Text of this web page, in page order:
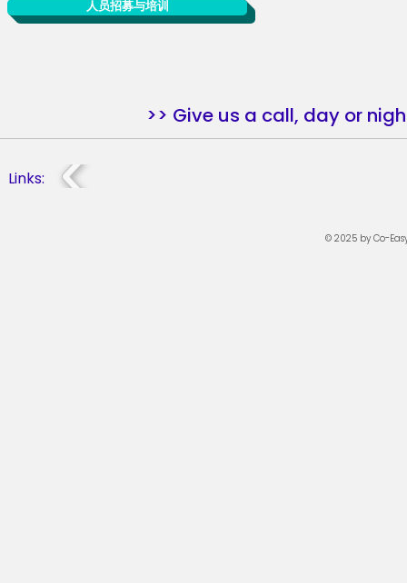
人员招募与培训
>> Give us a call, day or
Links:
© 2025 by Co-